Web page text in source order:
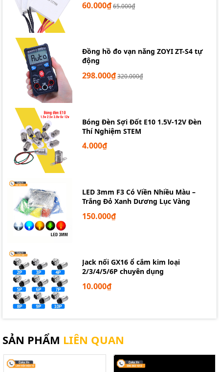
60.000₫65.000₫
Đồng hồ đo vạn năng ZOYI ZT-S4 tự
động
298.000₫320.000₫
Bóng Đèn Sợi Đốt E10 1.5V-12V Đèn
Thí Nghiệm STEM
4.000₫
LED 3mm F3 Có Viền Nhiều Màu –
Trắng Đỏ Xanh Dương Lục Vàng
150.000₫
Jack nối GX16 ổ cắm kim loại
2/3/4/5/6P chuyên dụng
10.000₫
SẢN PHẨM LIÊN QUAN